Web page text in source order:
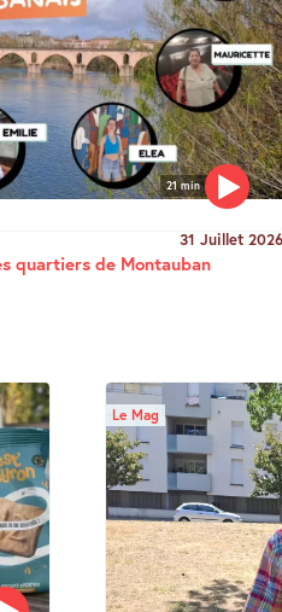
21 min
31 Juillet 2026
quartiers de Montauban
Le Mag